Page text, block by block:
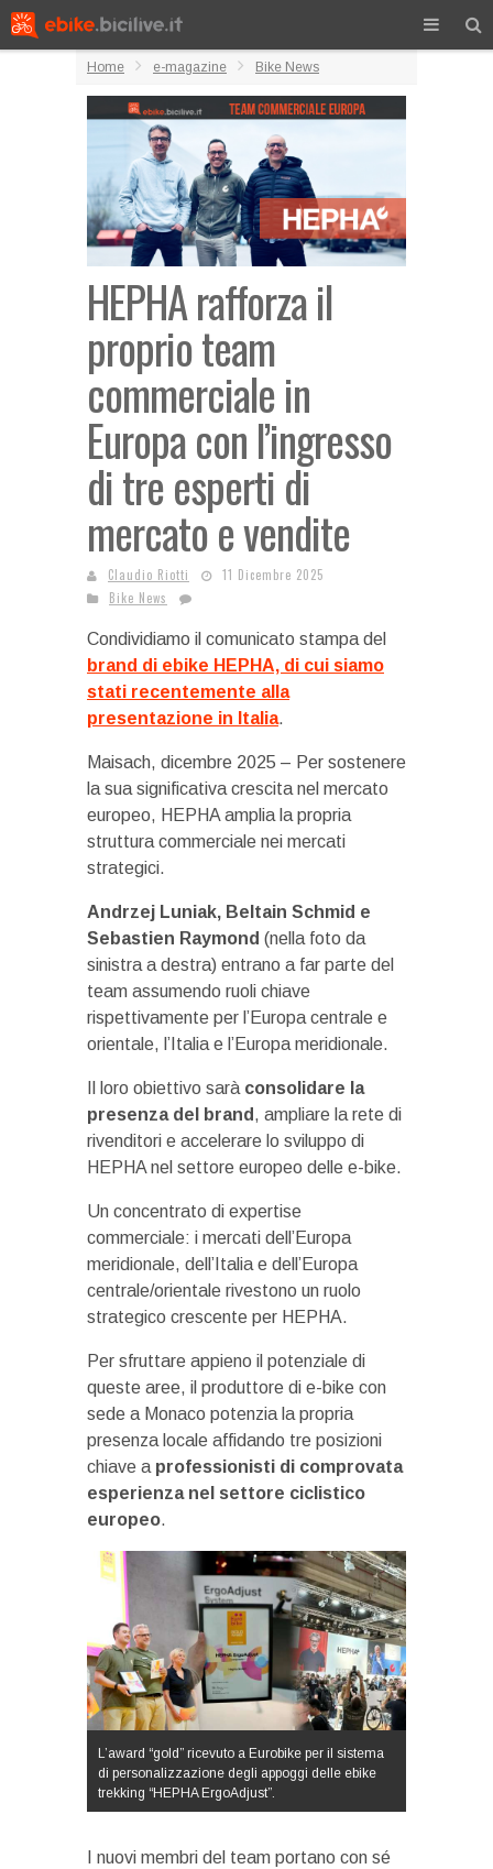
Home e-magazine Bike News
HEPHA rafforza il
proprio team
commerciale in
Europa con l’ingresso
di tre esperti di
mercato e vendite
Claudio Riotti
11 Dicembre 2025
Bike News
Condividiamo il comunicato stampa del
brand di ebike HEPHA, di cui siamo
stati recentemente alla
presentazione in Italia.
Maisach, dicembre 2025 – Per sostenere
la sua significativa crescita nel mercato
europeo, HEPHA amplia la propria
struttura commerciale nei mercati
strategici.
Andrzej Luniak, Beltain Schmid e
Sebastien Raymond (nella foto da
sinistra a destra) entrano a far parte del
team assumendo ruoli chiave
rispettivamente per l’Europa centrale e
orientale, l’Italia e l’Europa meridionale.
Il loro obiettivo sarà consolidare la
presenza del brand , ampliare la rete di
rivenditori e accelerare lo sviluppo di
HEPHA nel settore europeo delle e-bike.
Un concentrato di expertise
commerciale: i mercati dell’Europa
meridionale, dell’Italia e dell’Europa
centrale/orientale rivestono un ruolo
strategico crescente per HEPHA.
Per sfruttare appieno il potenziale di
queste aree, il produttore di e-bike con
sede a Monaco potenzia la propria
presenza locale affidando tre posizioni
chiave a professionisti di comprovata
esperienza nel settore ciclistico
europeo.
L’award “gold” ricevuto a Eurobike per il sistema
di personalizzazione degli appoggi delle ebike
trekking “HEPHA ErgoAdjust”.
I nuovi membri del team portano con sé